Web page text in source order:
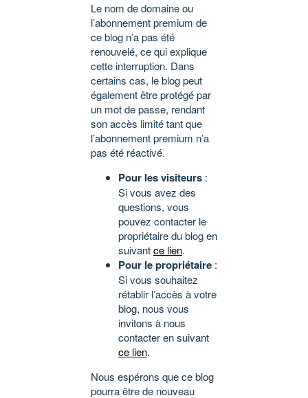
Le nom de domaine ou
l’abonnement premium de
ce blog n’a pas été
renouvelé, ce qui explique
cette interruption. Dans
certains cas, le blog peut
également être protégé par
un mot de passe, rendant
son accès limité tant que
l’abonnement premium n’a
pas été réactivé.
Pour les visiteurs :
Si vous avez des
questions, vous
pouvez contacter le
propriétaire du blog en
suivantce lien.
Pour le propriétaire :
Si vous souhaitez
rétablir l’accès à votre
blog, nous vous
invitons à nous
contacter en suivant
ce lien.
Nous espérons que ce blog
pourra être de nouveau